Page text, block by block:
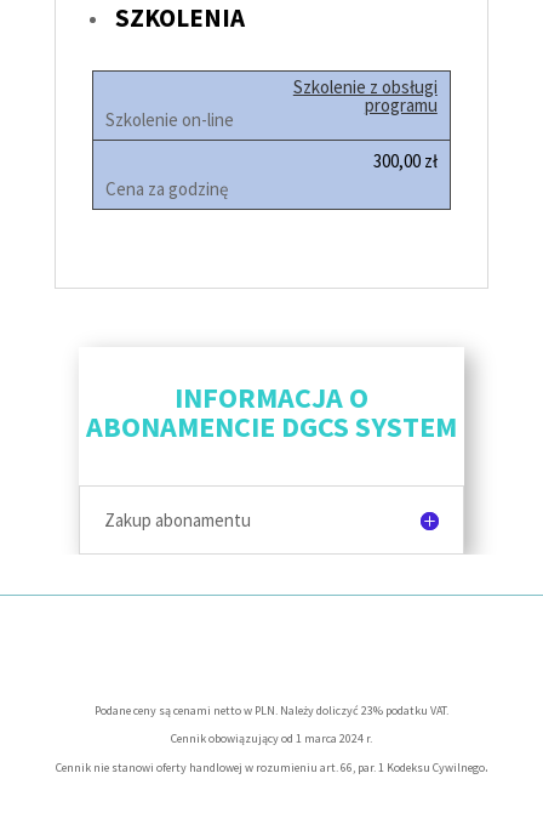
SZKOLENIA
Szkolenie z obsługi
programu
300,00 zł
INFORMACJA O
ABONAMENCIE DGCS SYSTEM
Zakup abonamentu
Podane ceny są cenami netto w PLN. Należy doliczyć 23% podatku VAT.
Cennik obowiązujący od 1 marca 2024 r.
Cennik nie stanowi oferty handlowej w rozumieniu art. 66, par. 1 Kodeksu Cywilnego.